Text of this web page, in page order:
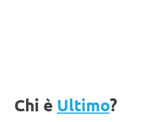
Chi è Ultimo?